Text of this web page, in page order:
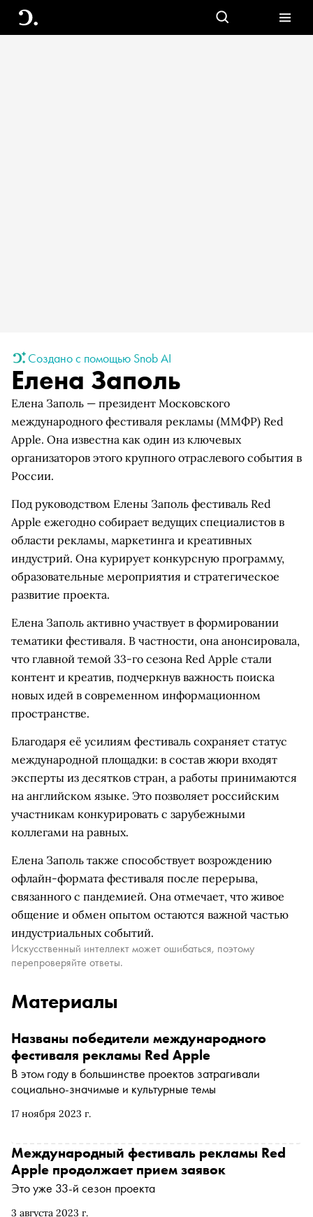
Создано с помощью Snob AI
Елена Заполь
Елена Заполь — президент Московского
международного фестиваля рекламы (ММФР) Red
Apple. Она известна как один из ключевых
организаторов этого крупного отраслевого события в
России.
Под руководством Елены Заполь фестиваль Red
Apple ежегодно собирает ведущих специалистов в
области рекламы, маркетинга и креативных
индустрий. Она курирует конкурсную программу,
образовательные мероприятия и стратегическое
развитие проекта.
Елена Заполь активно участвует в формировании
тематики фестиваля. В частности, она анонсировала,
что главной темой 33-го сезона Red Apple стали
контент и креатив, подчеркнув важность поиска
новых идей в современном информационном
пространстве.
Благодаря её усилиям фестиваль сохраняет статус
международной площадки: в состав жюри входят
эксперты из десятков стран, а работы принимаются
на английском языке. Это позволяет российским
участникам конкурировать с зарубежными
коллегами на равных.
Елена Заполь также способствует возрождению
офлайн-формата фестиваля после перерыва,
связанного с пандемией. Она отмечает, что живое
общение и обмен опытом остаются важной частью
индустриальных событий.
Искусственный интеллект может ошибаться, поэтому
перепроверяйте ответы.
Материалы
17 ноября 2023 г.
Названы победители международного
фестиваля рекламы Red Apple
В этом году в большинстве проектов затрагивали
социально-значимые и культурные темы
3 августа 2023 г.
Международный фестиваль рекламы Red
Apple продолжает прием заявок
Это уже 33-й сезон проекта